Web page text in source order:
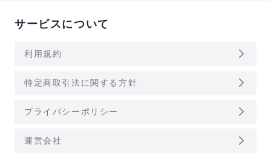
サービスについて
利用規約 arrow_forward_ios
特定商取引法に関する方針 arrow_forward_ios
プライバシーポリシー arrow_forward_ios
運営会社 arrow_forward_ios